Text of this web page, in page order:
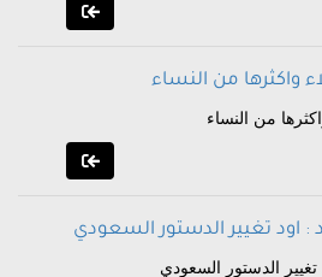
واكثرها من النساء
من النساء
اود تغيير الدستور السعودي
الدستور السعودي